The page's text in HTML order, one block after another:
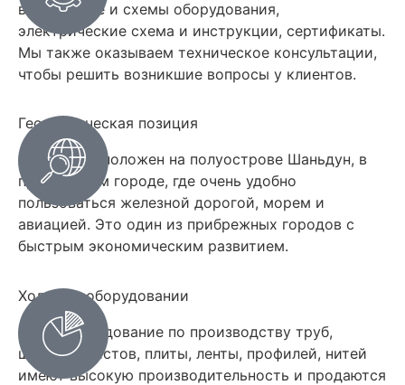
в том числе и схемы оборудования,
электрические схема и инструкции, сертификаты.
Мы также оказываем техническое консультации,
чтобы решить возникшие вопросы у клиентов.
Географическая позиция
Циндао расположен на полуострове Шаньдун, в
прибрежном городе, где очень удобно
пользоваться железной дорогой, морем и
авиацией. Это один из прибрежных городов с
быстрым экономическим развитием.
Ходовые оборудовании
Наше оборудование по производству труб,
шлангов, листов, плиты, ленты, профилей, нитей
имеют высокую производительность и продаются